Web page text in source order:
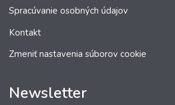
Spracúvanie osobných údajov
Kontakt
Zmeniť nastavenia súborov cookie
Newsletter